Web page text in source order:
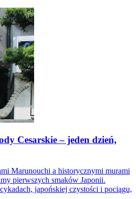
Cesarskie – jeden dzień,
Marunouchi a historycznymi murami
pierwszych smaków Japonii.
japońskiej czystości i pociągu,